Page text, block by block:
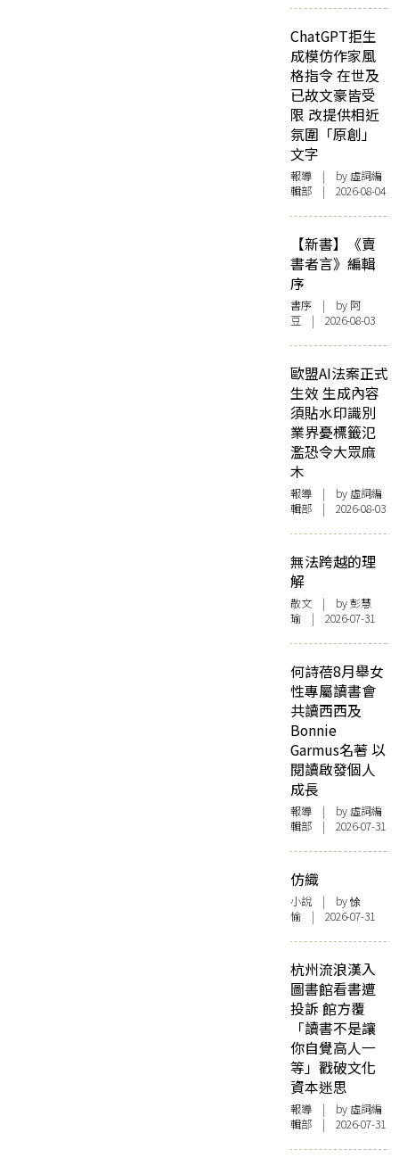
ChatGPT拒生
成模仿作家風
格指令 在世及
已故文豪皆受
限 改提供相近
氛圍「原創」
文字
報導 | by 虛詞編
輯部 | 2026-08-04
【新書】《賣
書者言》編輯
序
書序 | by 阿
豆 | 2026-08-03
歐盟AI法案正式
生效 生成內容
須貼水印識別
業界憂標籤氾
濫恐令大眾麻
木
報導 | by 虛詞編
輯部 | 2026-08-03
無法跨越的理
解
散文 | by 彭慧
瑜 | 2026-07-31
何詩蓓8月舉女
性專屬讀書會
共讀西西及
Bonnie
Garmus名著 以
閱讀啟發個人
成長
報導 | by 虛詞編
輯部 | 2026-07-31
仿織
小說 | by 悇
愉 | 2026-07-31
杭州流浪漢入
圖書館看書遭
投訴 館方覆
「讀書不是讓
你自覺高人一
等」戳破文化
資本迷思
報導 | by 虛詞編
輯部 | 2026-07-31